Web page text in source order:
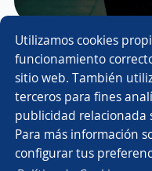
Utilizamos cookies
funcionamiento
sitio web. También
terceros para fines
publicidad relacionada
Para más información
configurar tus
Burnout
cómo
Copyright